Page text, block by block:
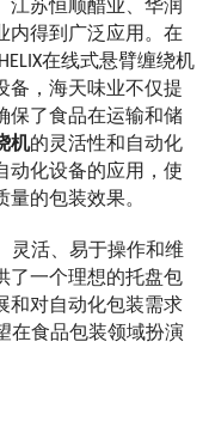
江苏恒顺醋业、华润
内得到广泛应用。在
在线式悬臂缠绕机
备，海天味业不仅提
保了食品在运输和储
机的灵活性和自动化
动化设备的应用，使
的包装效果。
灵活、易于操作和维
了一个理想的托盘包
和对自动化包装需求
在食品包装领域扮演